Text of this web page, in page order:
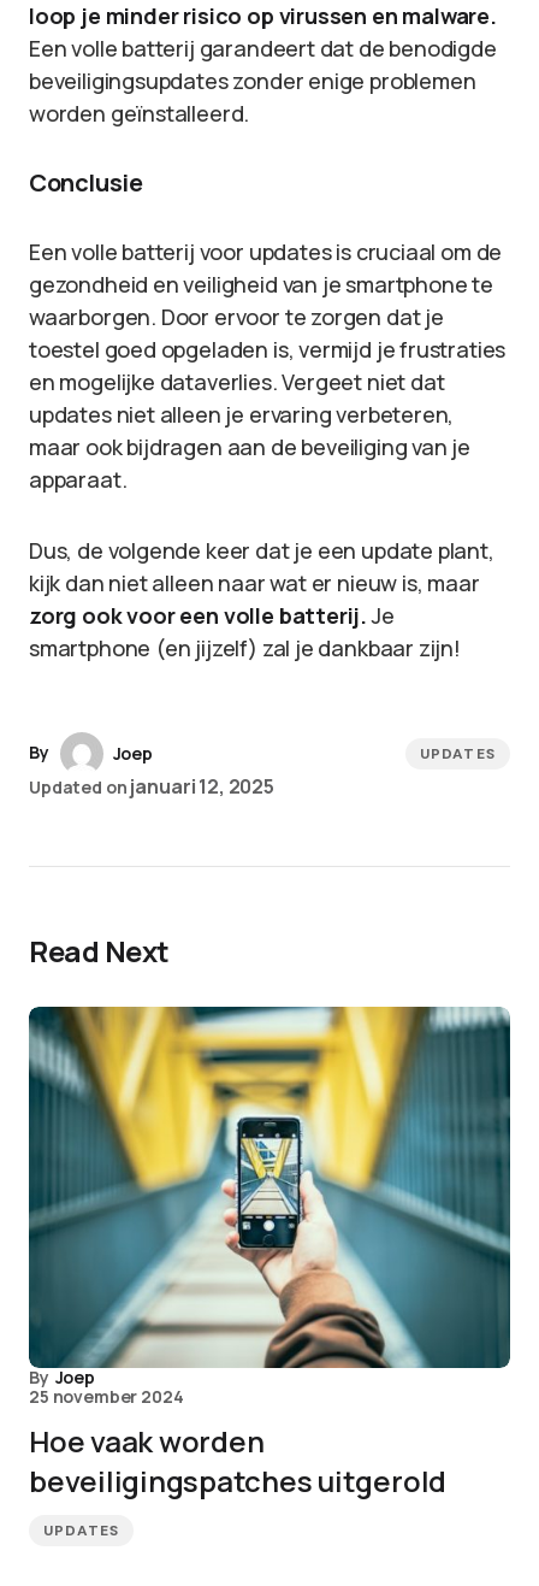
loop je minder risico op virussen en malware.
Een volle batterij garandeert dat de benodigde
beveiligingsupdates zonder enige problemen
worden geïnstalleerd.
Conclusie
Een volle batterij voor updates is cruciaal om de
gezondheid en veiligheid van je smartphone te
waarborgen. Door ervoor te zorgen dat je
toestel goed opgeladen is, vermijd je frustraties
en mogelijke dataverlies. Vergeet niet dat
updates niet alleen je ervaring verbeteren,
maar ook bijdragen aan de beveiliging van je
apparaat.
Dus, de volgende keer dat je een update plant,
kijk dan niet alleen naar wat er nieuw is, maar
zorg ook voor een volle batterij.Je
smartphone (en jijzelf) zal je dankbaar zijn!
By
Joep
Updated on januari 12, 2025
UPDATES
Read Next
By Joep
25 november 2024
Hoe vaak worden
beveiligingspatches uitgerold
UPDATES